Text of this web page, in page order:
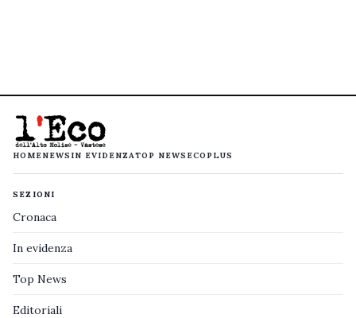
HOMENEWS IN EVIDENZATOP NEWS ECOPLUS
SEZIONI
Cronaca
In evidenza
Top News
Editoriali